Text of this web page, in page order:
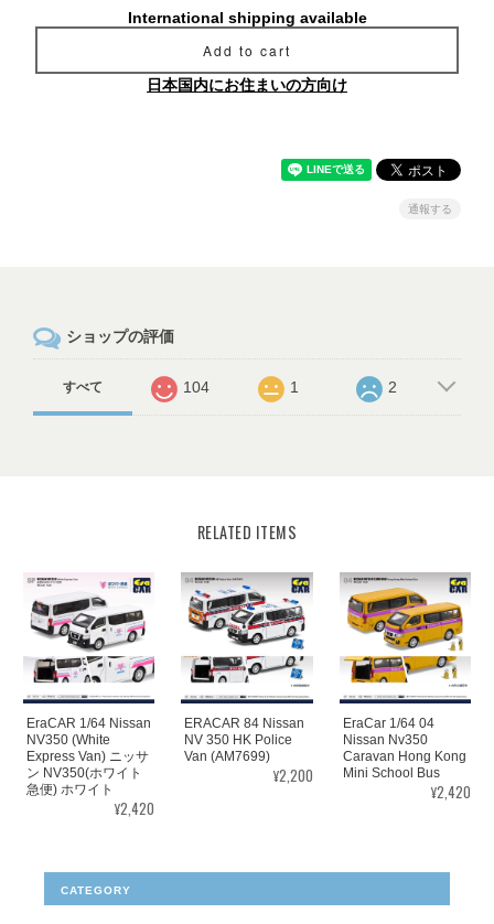
International shipping available
Add to cart
日本国内にお住まいの方向け
通報する
ショップの評価
すべて 104 1 2
RELATED ITEMS
EraCAR 1/64 Nissan
NV350 (White
Express Van) ニッサ
ン NV350(ホワイト
急便) ホワイト
¥2,420
ERACAR 84 Nissan
NV 350 HK Police
Van (AM7699)
¥2,200
EraCar 1/64 04
Nissan Nv350
Caravan Hong Kong
Mini School Bus
¥2,420
CATEGORY